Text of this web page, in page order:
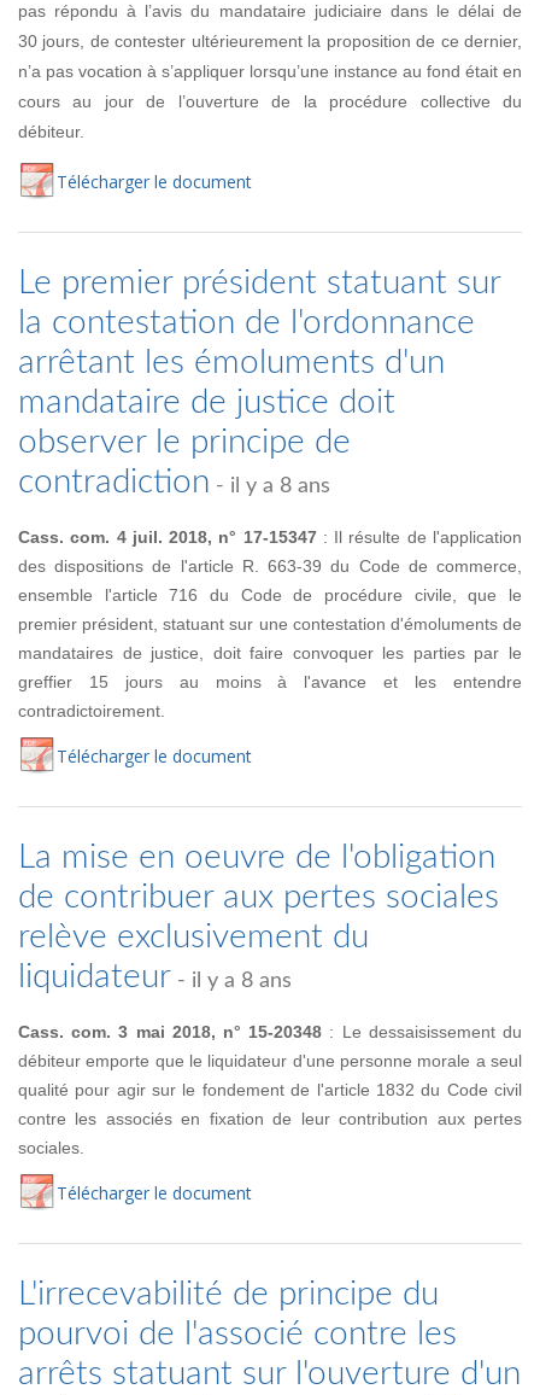
pas répondu à l’avis du mandataire judiciaire dans le délai de
30 jours, de contester ultérieurement la proposition de ce dernier,
n’a pas vocation à s’appliquer lorsqu’une instance au fond était en
cours au jour de l’ouverture de la procédure collective du
débiteur.
Télécharger le document
Le premier président statuant sur
la contestation de l'ordonnance
arrêtant les émoluments d'un
mandataire de justice doit
observer le principe de
contradiction - il y a 8 ans
Cass. com. 4 juil. 2018, n° 17-15347: Il résulte de l'application
des dispositions de l'article R. 663-39 du Code de commerce,
ensemble l'article 716 du Code de procédure civile, que le
premier président, statuant sur une contestation d'émoluments de
mandataires de justice, doit faire convoquer les parties par le
greffier 15 jours au moins à l'avance et les entendre
contradictoirement.
Télécharger le document
La mise en oeuvre de l'obligation
de contribuer aux pertes sociales
relève exclusivement du
liquidateur - il y a 8 ans
Cass. com. 3 mai 2018, n° 15-20348 : Le dessaisissement du
débiteur emporte que le liquidateur d'une personne morale a seul
qualité pour agir sur le fondement de l'article 1832 du Code civil
contre les associés en fixation de leur contribution aux pertes
sociales.
Télécharger le document
L'irrecevabilité de principe du
pourvoi de l'associé contre les
arrêts statuant sur l'ouverture d'un